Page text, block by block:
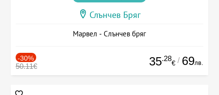
Слънчев Бряг
Марвел - Слънчев бряг
-30%
50.11€ 35.28
€ / 69лв.